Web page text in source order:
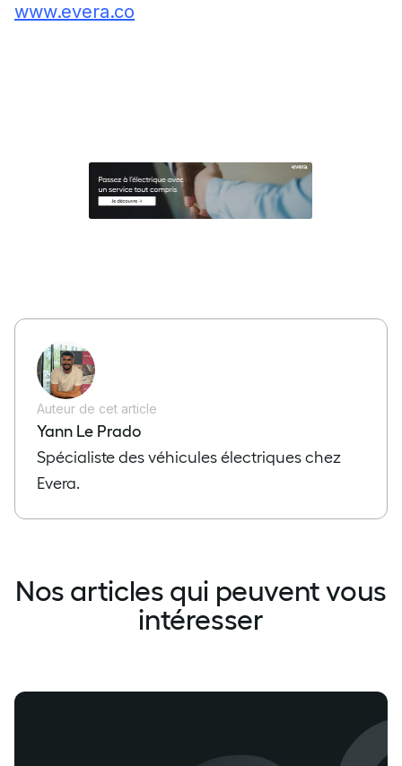
www.evera.co
Auteur de cet article
Yann Le Prado
Spécialiste des véhicules électriques chez
Evera.
Nos articles qui peuvent vous
intéresser